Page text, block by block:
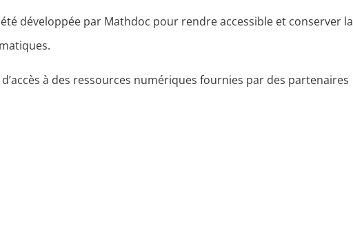
été développée par Mathdoc pour rendre accessible et conserver la
à des ressources numériques fournies par des partenaires